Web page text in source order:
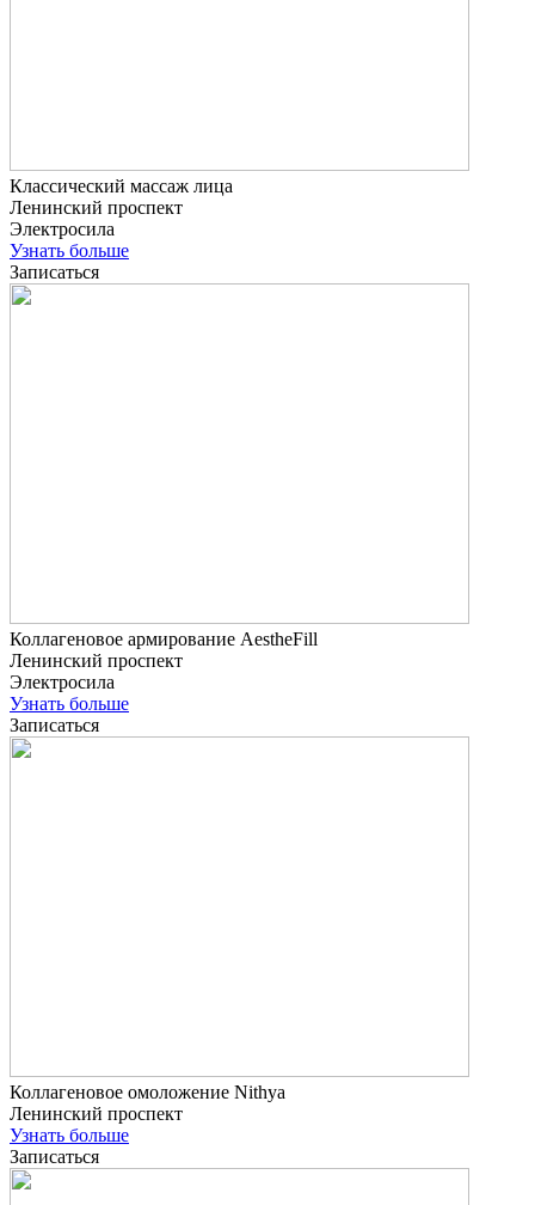
Классический массаж лица
Ленинский проспект
Электросила
Узнать больше
Записаться
Коллагеновое армирование AestheFill
Ленинский проспект
Электросила
Узнать больше
Записаться
Коллагеновое омоложение Nithya
Ленинский проспект
Узнать больше
Записаться